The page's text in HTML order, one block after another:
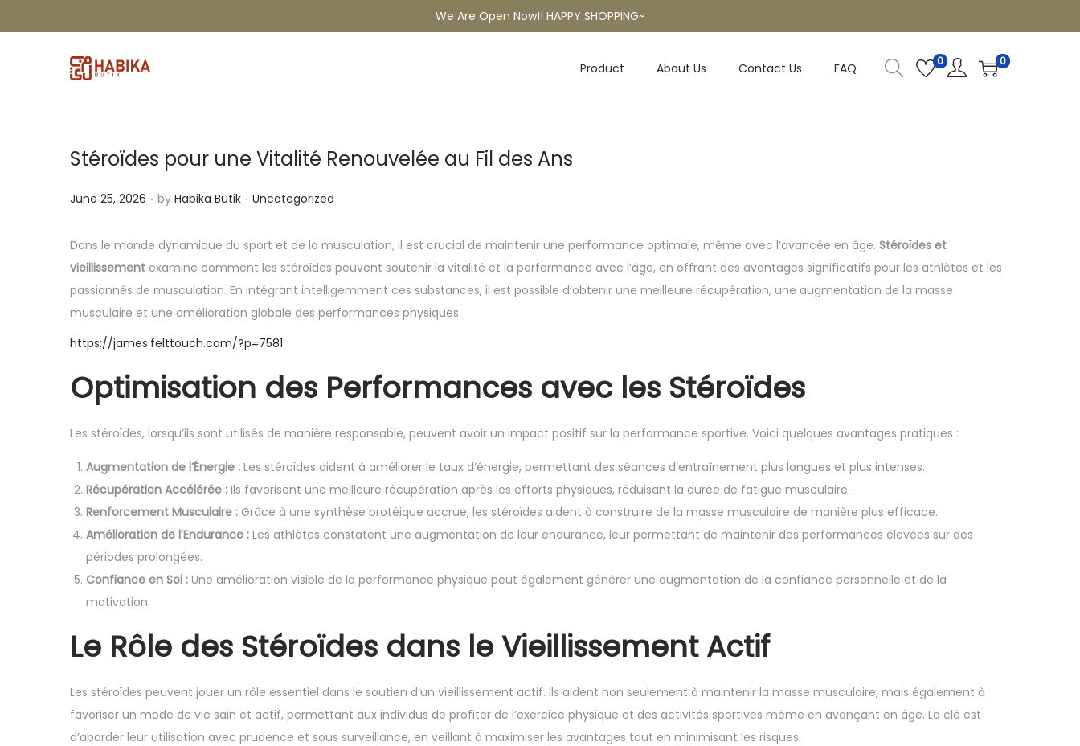
We Are Open Now!! HAPPY SHOPPING~
Product About Us Contact Us FAQ 0 0
Stéroïdes pour une Vitalité Renouvelée au Fil des Ans
P
s
t
e
d
June 25, 2026 . by Habika Butik . P
s
t
e
d
Uncategorized
Dans le monde dynamique du sport et de la musculation, il est crucial de maintenir une performance optimale, même avec l’avancée en âge. Stéroïdes et
vieillissement examine comment les stéroïdes peuvent soutenir la vitalité et la performance avec l’âge, en offrant des avantages significatifs pour les athlètes et les
passionnés de musculation. En intégrant intelligemment ces substances, il est possible d’obtenir une meilleure récupération, une augmentation de la masse
musculaire et une amélioration globale des performances physiques.
https://james.felttouch.com/?p=7581
Optimisation des Performances avec les Stéroïdes
Les stéroïdes, lorsqu’ils sont utilisés de manière responsable, peuvent avoir un impact positif sur la performance sportive. Voici quelques avantages pratiques :
Augmentation de l’Énergie : Les stéroïdes aident à améliorer le taux d’énergie, permettant des séances d’entraînement plus longues et plus intenses.
Récupération Accélérée : Ils favorisent une meilleure récupération après les efforts physiques, réduisant la durée de fatigue musculaire.
Renforcement Musculaire : Grâce à une synthèse protéique accrue, les stéroïdes aident à construire de la masse musculaire de manière plus efficace.
Amélioration de l’Endurance : Les athlètes constatent une augmentation de leur endurance, leur permettant de maintenir des performances élevées sur des
périodes prolongées.
Confiance en Soi : Une amélioration visible de la performance physique peut également générer une augmentation de la confiance personnelle et de la
motivation.
Le Rôle des Stéroïdes dans le Vieillissement Actif
Les stéroïdes peuvent jouer un rôle essentiel dans le soutien d’un vieillissement actif. Ils aident non seulement à maintenir la masse musculaire, mais également à
favoriser un mode de vie sain et actif, permettant aux individus de profiter de l’exercice physique et des activités sportives même en avançant en âge. La clé est
d’aborder leur utilisation avec prudence et sous surveillance, en veillant à maximiser les avantages tout en minimisant les risques.